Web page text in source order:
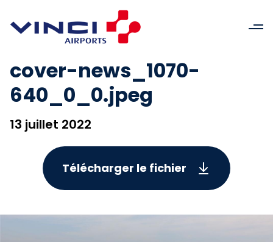
cover-news_1070-
640_0_0.jpeg
13 juillet 2022
Télécharger le fichier